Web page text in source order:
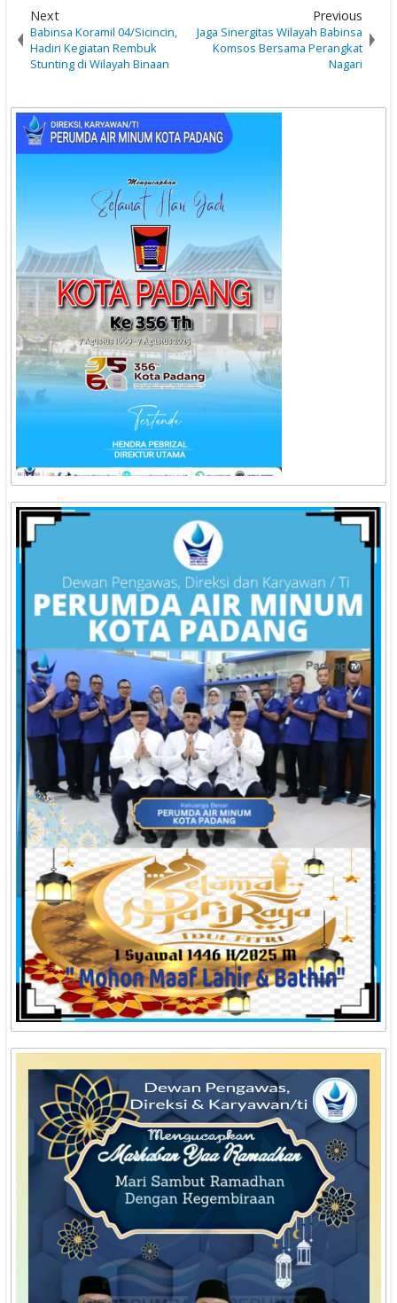
Next
Babinsa Koramil 04/Sicincin,
Hadiri Kegiatan Rembuk
Stunting di Wilayah Binaan
Previous
Jaga Sinergitas Wilayah Babinsa
Komsos Bersama Perangkat
Nagari